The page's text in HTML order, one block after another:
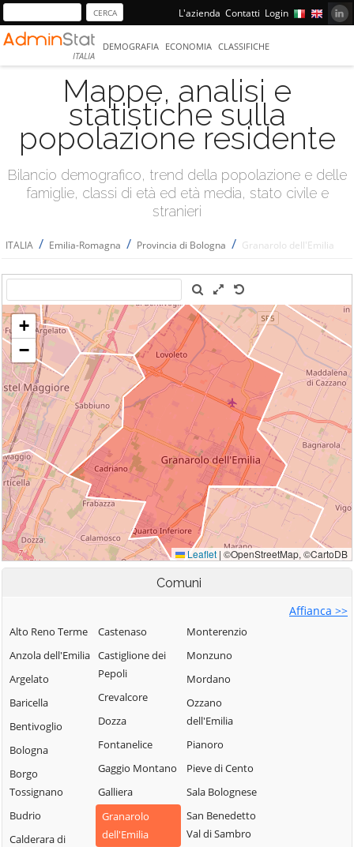
L'azienda Contatti Login
ITALIA
DEMOGRAFIA ECONOMIA CLASSIFICHE
Mappe, analisi e
statistiche sulla
popolazione residente
Bilancio demografico, trend della popolazione e delle
famiglie, classi di età ed età media, stato civile e
stranieri
ITALIA / Emilia-Romagna / Provincia di Bologna / Granarolo dell'Emilia
Comuni
Affianca >>
Alto Reno Terme
Anzola dell'Emilia
Argelato
Baricella
Bentivoglio
Bologna
Borgo
Tossignano
Budrio
Calderara di
Castenaso
Castiglione dei
Pepoli
Crevalcore
Dozza
Fontanelice
Gaggio Montano
Galliera
Granarolo
dell'Emilia
Monterenzio
Monzuno
Mordano
Ozzano
dell'Emilia
Pianoro
Pieve di Cento
Sala Bolognese
San Benedetto
Val di Sambro